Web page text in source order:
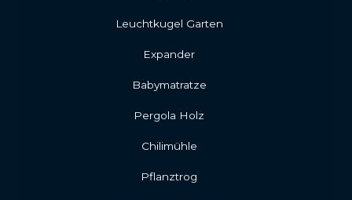
Leuchtkugel Garten
Expander
Babymatratze
Pergola Holz
Chilimühle
Pflanztrog